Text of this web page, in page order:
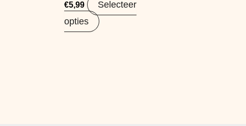
€5,99
Selecteer
opties